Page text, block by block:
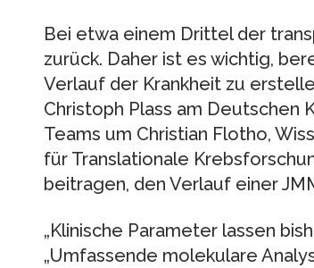
Bei etwa einem Drittel der
zurück. Daher ist es wichtig,
Verlauf der Krankheit zu
Christoph Plass am Deutschen
Teams um Christian Flotho,
für Translationale
beitragen, den Verlauf einer
„Klinische Parameter lassen
„Umfassende molekulare